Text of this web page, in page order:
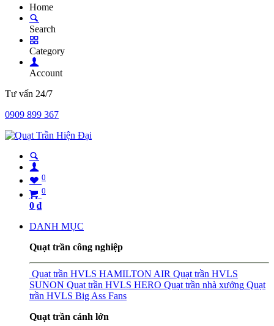
Home
Search
Category
Account
Tư vấn 24/7
0909 899 367
0
0
0 ₫
DANH MỤC
Quạt trần công nghiệp
Quạt trần HVLS HAMILTON AIR Quạt trần HVLS
SUNON Quạt trần HVLS HERO Quạt trần nhà xưởng Quạt
trần HVLS Big Ass Fans
Quạt trần cánh lớn